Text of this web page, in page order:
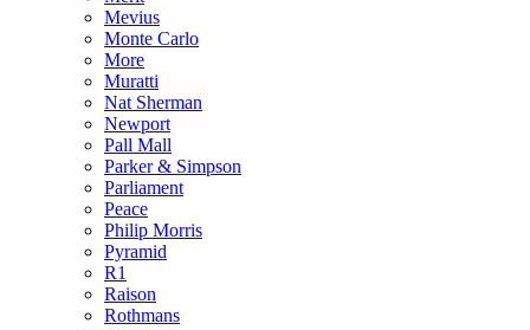
Mevius
Monte Carlo
More
Muratti
Nat Sherman
Newport
Pall Mall
Parker & Simpson
Parliament
Peace
Philip Morris
Pyramid
R1
Raison
Rothmans